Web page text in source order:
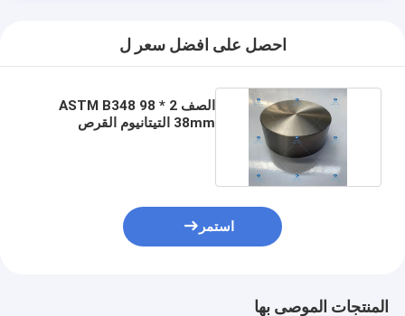
احصل على افضل سعر ل
الصف 2 ASTM B348 98 *
38mm التيتانيوم القرص
استمر
المنتجات الموصى بها